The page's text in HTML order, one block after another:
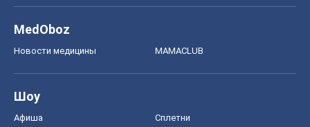
MedOboz
Новости медицины MAMACLUB
Шоу
Афиша Сплетни